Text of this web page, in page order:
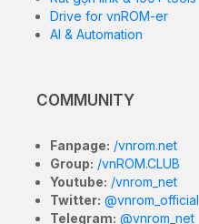
Drive for vnROM-er
AI & Automation
COMMUNITY
Fanpage: /vnrom.net
Group: /vnROM.CLUB
Youtube: /vnrom_net
Twitter: @vnrom_official
Telegram: @vnrom_net